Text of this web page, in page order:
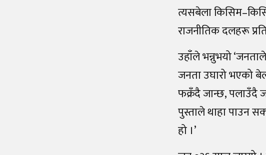
त्यसबेला
राजनीतिक दलहरू
उहाँले भन्नुभयो
जनता उघारो भएको
फक्रँदै जान्छ, पलाउँदै
पुस्ताले थाहा पाउन
हो ।’